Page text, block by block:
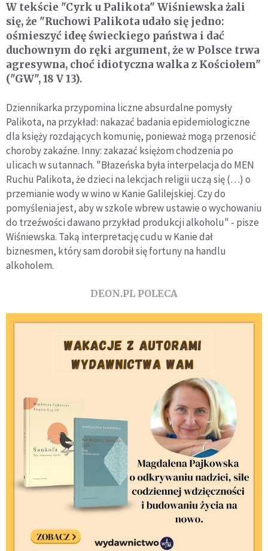
W tekście "Cyrk u Palikota" Wiśniewska żali
się, że "Ruchowi Palikota udało się jedno:
ośmieszyć ideę świeckiego państwa i dać
duchownym do ręki argument, że w Polsce trwa
agresywna, choć idiotyczna walka z Kościołem"
("GW", 18 V 13).
Dziennikarka przypomina liczne absurdalne pomysły
Palikota, na przykład: nakazać badania epidemiologiczne
dla księży rozdających komunię, ponieważ mogą przenosić
choroby zakaźne. Inny: zakazać księżom chodzenia po
ulicach w sutannach. "Błazeńska była interpelacja do MEN
Ruchu Palikota, że dzieci na lekcjach religii uczą się (…) o
przemianie wody w wino w Kanie Galilejskiej. Czy do
pomyślenia jest, aby w szkole wbrew ustawie o wychowaniu
do trzeźwości dawano przykład produkcji alkoholu" - pisze
Wiśniewska. Taką interpretację cudu w Kanie dał
biznesmen, który sam dorobił się fortuny na handlu
alkoholem.
DEON.PL POLECA